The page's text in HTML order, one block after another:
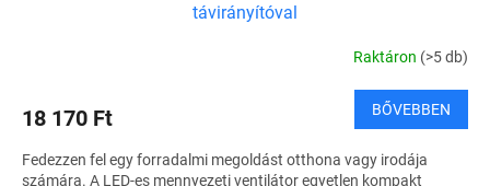
távirányítóval
Raktáron (>5 db)
18 170 Ft BŐVEBBEN
Fedezzen fel egy forradalmi megoldást otthona vagy irodája
számára. A LED-es mennyezeti ventilátor egyetlen kompakt